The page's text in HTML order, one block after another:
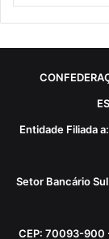
Entidade Filiada
Setor Bancário
CEP: 70093-900